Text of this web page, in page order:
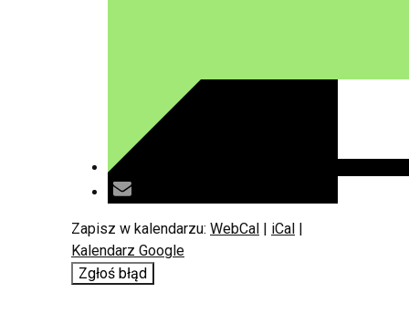
Zapisz w kalendarzu: WebCal | iCal |
Kalendarz Google
Zgłoś błąd